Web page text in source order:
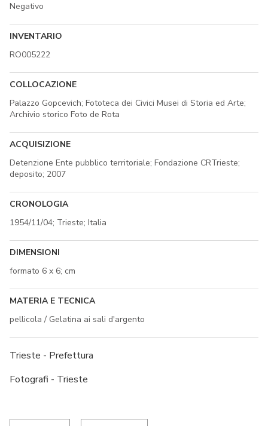
Negativo
INVENTARIO
RO005222
COLLOCAZIONE
Palazzo Gopcevich; Fototeca dei Civici Musei di Storia ed Arte;
Archivio storico Foto de Rota
ACQUISIZIONE
Detenzione Ente pubblico territoriale; Fondazione CRTrieste;
deposito; 2007
CRONOLOGIA
1954/11/04; Trieste; Italia
DIMENSIONI
formato 6 x 6; cm
MATERIA E TECNICA
pellicola / Gelatina ai sali d'argento
Trieste - Prefettura
Fotografi - Trieste